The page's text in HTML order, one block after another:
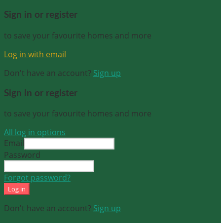
Sign in or register
to save your favourite homes and more
Log in with email
Don't have an account? Sign up
Sign in or register
to save your favourite homes and more
All log in options
Email
Password
Forgot password?
Log in
Don't have an account? Sign up